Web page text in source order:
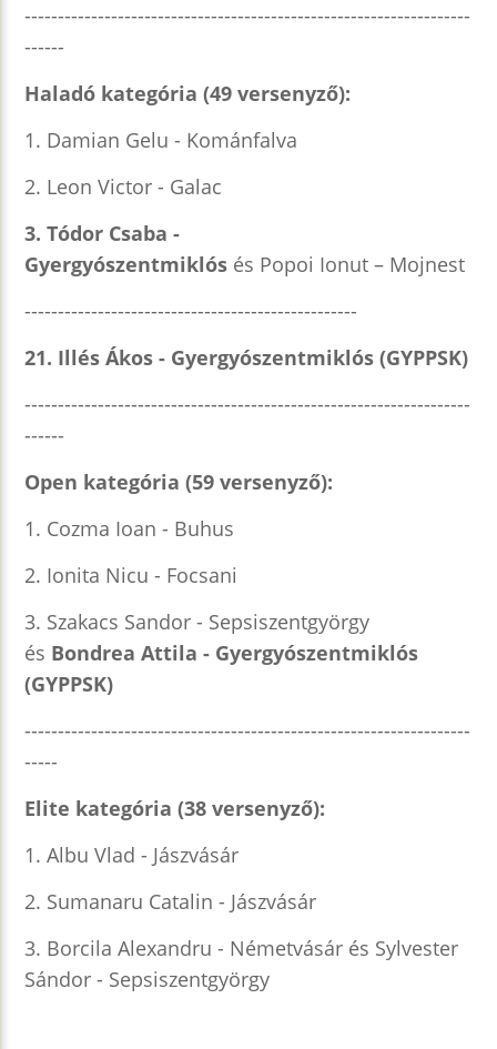
-------------------------------------------------------------------
------
Haladó kategória (49 versenyző):
1. Damian Gelu - Kománfalva
2. Leon Victor - Galac
3. Tódor Csaba -
Gyergyószentmiklós és Popoi Ionut – Mojnest
--------------------------------------------------
21. Illés Ákos - Gyergyószentmiklós (GYPPSK)
-------------------------------------------------------------------
------
Open kategória (59 versenyző):
1. Cozma Ioan - Buhus
2. Ionita Nicu - Focsani
3. Szakacs Sandor - Sepsiszentgyörgy
és Bondrea Attila - Gyergyószentmiklós
(GYPPSK)
-------------------------------------------------------------------
-----
Elite kategória (38 versenyző):
1. Albu Vlad - Jászvásár
2. Sumanaru Catalin - Jászvásár
3. Borcila Alexandru - Németvásár és Sylvester
Sándor - Sepsiszentgyörgy